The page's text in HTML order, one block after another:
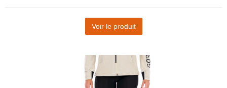
Voir le produit